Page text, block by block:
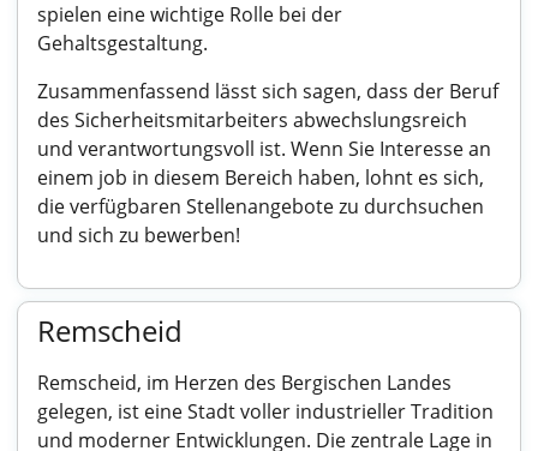
spielen eine wichtige Rolle bei der
Gehaltsgestaltung.
Zusammenfassend lässt sich sagen, dass der Beruf
des Sicherheitsmitarbeiters abwechslungsreich
und verantwortungsvoll ist. Wenn Sie Interesse an
einem job in diesem Bereich haben, lohnt es sich,
die verfügbaren Stellenangebote zu durchsuchen
und sich zu bewerben!
Remscheid
Remscheid, im Herzen des Bergischen Landes
gelegen, ist eine Stadt voller industrieller Tradition
und moderner Entwicklungen. Die zentrale Lage in